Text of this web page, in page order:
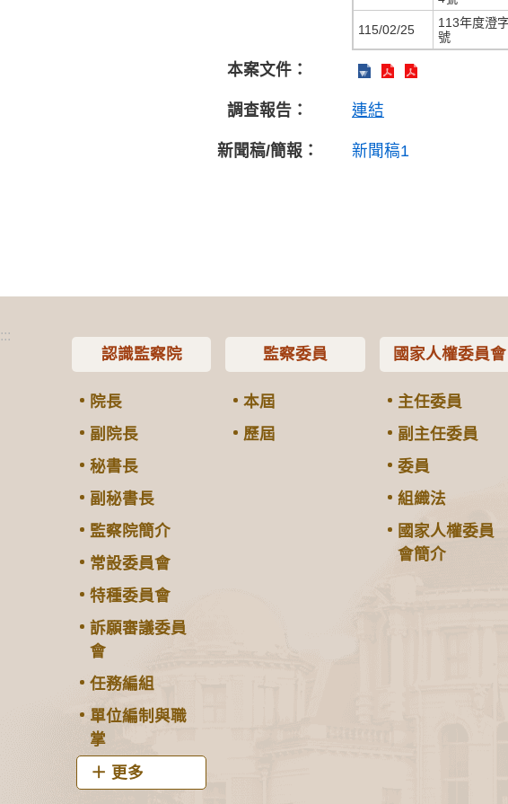
115/02/25
113年度澄
號
本案文件：
調查報告： 連結
新聞稿/簡報： 新聞稿1
:::
認識監察院
院長
副院長
秘書長
副秘書長
監察院簡介
常設委員會
特種委員會
訴願審議委員
會
任務編組
單位編制與職
掌
更多
監察委員
本屆
歷屆
國家人權委員會
主任委員
副主任委員
委員
組織法
國家人權委員
會簡介